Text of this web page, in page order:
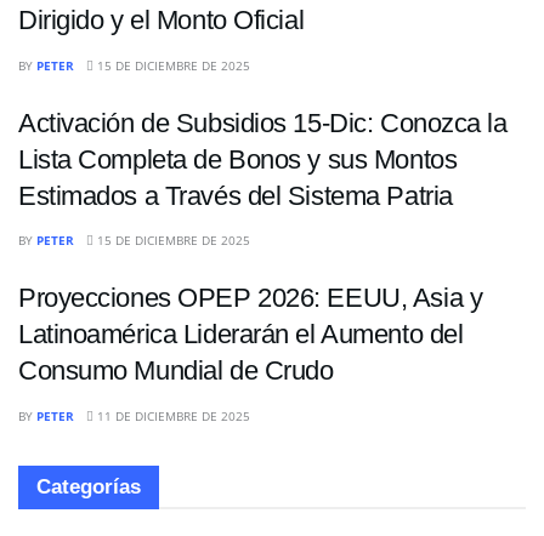
Dirigido y el Monto Oficial
BY PETER 15 DE DICIEMBRE DE 2025
Activación de Subsidios 15-Dic: Conozca la
Lista Completa de Bonos y sus Montos
Estimados a Través del Sistema Patria
BY PETER 15 DE DICIEMBRE DE 2025
Proyecciones OPEP 2026: EEUU, Asia y
Latinoamérica Liderarán el Aumento del
Consumo Mundial de Crudo
BY PETER 11 DE DICIEMBRE DE 2025
Categorías